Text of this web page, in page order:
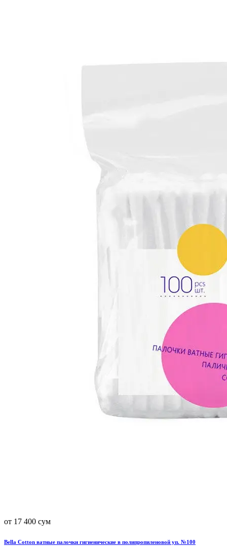
от 17 400 сум
Bella Cotton ватные палочки гигиенические в полипропиленовой уп. №100